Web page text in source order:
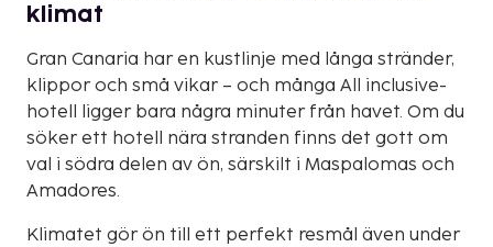
klimat
Gran Canaria har en kustlinje med långa stränder,
klippor och små vikar – och många All inclusive-
hotell ligger bara några minuter från havet. Om du
söker ett hotell nära stranden finns det gott om
val i södra delen av ön, särskilt i Maspalomas och
Amadores.
Klimatet gör ön till ett perfekt resmål även under